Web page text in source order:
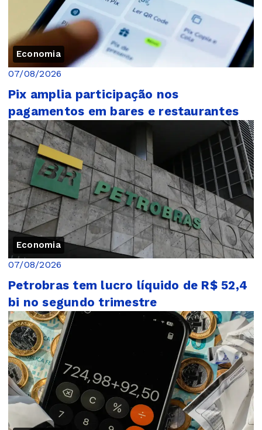
Economia
07/08/2026
Pix amplia participação nos
pagamentos em bares e restaurantes
Economia
07/08/2026
Petrobras tem lucro líquido de R$ 52,4
bi no segundo trimestre